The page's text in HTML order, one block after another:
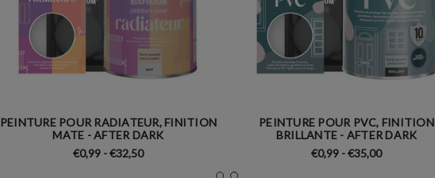
PEINTURE POUR RADIATEUR, FINITION
MATE - AFTER DARK
€0,99 - €32,50
PEINTURE POUR PVC, FINITION
BRILLANTE - AFTER DARK
€0,99 - €35,00